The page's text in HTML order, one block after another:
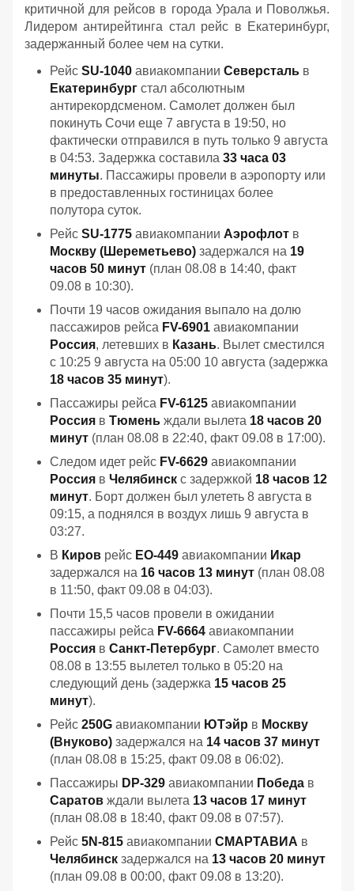
критичной для рейсов в города Урала и Поволжья.
Лидером антирейтинга стал рейс в Екатеринбург,
задержанный более чем на сутки.
Рейс SU-1040 авиакомпании Северсталь в
Екатеринбург стал абсолютным
антирекордсменом. Самолет должен был
покинуть Сочи еще 7 августа в 19:50, но
фактически отправился в путь только 9 августа
в 04:53. Задержка составила 33 часа 03
минуты. Пассажиры провели в аэропорту или
в предоставленных гостиницах более
полутора суток.
Рейс SU-1775 авиакомпании Аэрофлот в
Москву (Шереметьево) задержался на 19
часов 50 минут (план 08.08 в 14:40, факт
09.08 в 10:30).
Почти 19 часов ожидания выпало на долю
пассажиров рейса FV-6901 авиакомпании
Россия, летевших в Казань. Вылет сместился
с 10:25 9 августа на 05:00 10 августа (задержка
18 часов 35 минут).
Пассажиры рейса FV-6125 авиакомпании
Россия в Тюмень ждали вылета 18 часов 20
минут (план 08.08 в 22:40, факт 09.08 в 17:00).
Следом идет рейс FV-6629 авиакомпании
Россия в Челябинск с задержкой 18 часов 12
минут. Борт должен был улететь 8 августа в
09:15, а поднялся в воздух лишь 9 августа в
03:27.
В Киров рейс EO-449 авиакомпании Икар
задержался на 16 часов 13 минут (план 08.08
в 11:50, факт 09.08 в 04:03).
Почти 15,5 часов провели в ожидании
пассажиры рейса FV-6664 авиакомпании
Россия в Санкт-Петербург. Самолет вместо
08.08 в 13:55 вылетел только в 05:20 на
следующий день (задержка 15 часов 25
минут).
Рейс 250G авиакомпании ЮТэйр в Москву
(Внуково) задержался на 14 часов 37 минут
(план 08.08 в 15:25, факт 09.08 в 06:02).
Пассажиры DP-329 авиакомпании Победа в
Саратов ждали вылета 13 часов 17 минут
(план 08.08 в 18:40, факт 09.08 в 07:57).
Рейс 5N-815 авиакомпании СМАРТАВИА в
Челябинск задержался на 13 часов 20 минут
(план 09.08 в 00:00, факт 09.08 в 13:20).